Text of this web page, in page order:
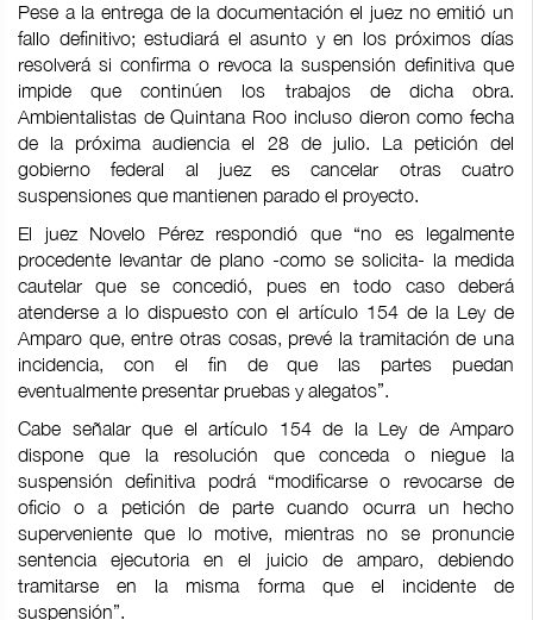
Pese a la entrega de la documentación el juez no emitió un
fallo definitivo; estudiará el asunto y en los próximos días
resolverá si confirma o revoca la suspensión definitiva que
impide que continúen los trabajos de dicha obra.
Ambientalistas de Quintana Roo incluso dieron como fecha
de la próxima audiencia el 28 de julio. La petición del
gobierno federal al juez es cancelar otras cuatro
suspensiones que mantienen parado el proyecto.
El juez Novelo Pérez respondió que “no es legalmente
procedente levantar de plano -como se solicita- la medida
cautelar que se concedió, pues en todo caso deberá
atenderse a lo dispuesto con el artículo 154 de la Ley de
Amparo que, entre otras cosas, prevé la tramitación de una
incidencia, con el fin de que las partes puedan
eventualmente presentar pruebas y alegatos”.
Cabe señalar que el artículo 154 de la Ley de Amparo
dispone que la resolución que conceda o niegue la
suspensión definitiva podrá “modificarse o revocarse de
oficio o a petición de parte cuando ocurra un hecho
superveniente que lo motive, mientras no se pronuncie
sentencia ejecutoria en el juicio de amparo, debiendo
tramitarse en la misma forma que el incidente de
suspensión”.